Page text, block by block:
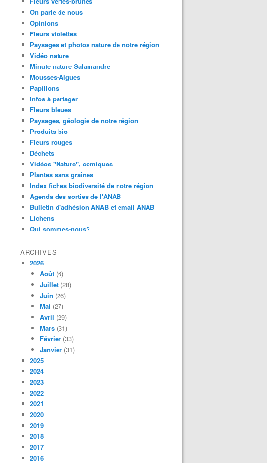
On parle de nous
Opinions
Fleurs violettes
Paysages et photos nature de notre région
Vidéo nature
Minute nature Salamandre
Mousses-Algues
Papillons
Infos à partager
Fleurs bleues
Paysages, géologie de notre région
Produits bio
Fleurs rouges
Déchets
Vidéos "Nature", comiques
Plantes sans graines
Index fiches biodiversité de notre région
Agenda des sorties de l'ANAB
Bulletin d'adhésion ANAB et email ANAB
Lichens
Qui sommes-nous?
ARCHIVES
2026
Août (6)
Juillet (28)
Juin (26)
Mai (27)
Avril (29)
Mars (31)
Février (33)
Janvier (31)
2025
2024
2023
2022
2021
2020
2019
2018
2017
2016